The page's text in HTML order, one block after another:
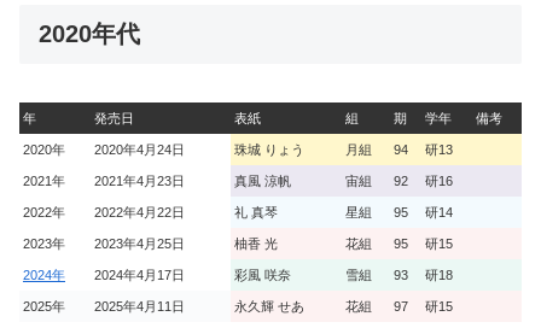
2020年代
年 発売日 表紙 組 期 学年 備考
2020年 2020年4月24日 珠城 りょう 月組 94 研13
2021年 2021年4月23日 真風 涼帆 宙組 92 研16
2022年 2022年4月22日 礼 真琴 星組 95 研14
2023年 2023年4月25日 柚香 光 花組 95 研15
2024年 2024年4月17日 彩風 咲奈 雪組 93 研18
2025年 2025年4月11日 永久輝 せあ 花組 97 研15